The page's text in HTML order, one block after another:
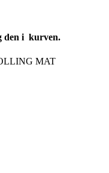
den i kurven.
MAT